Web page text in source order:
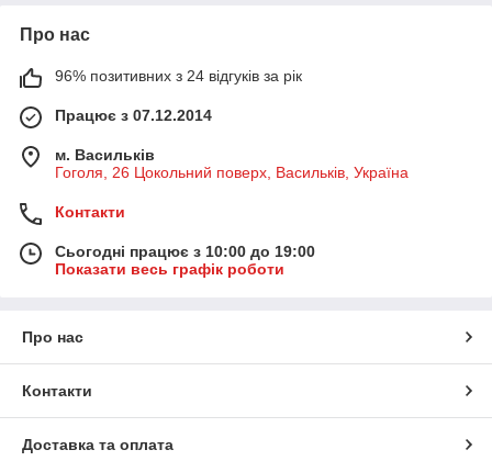
Про нас
96% позитивних з 24 відгуків за рік
Працює з 07.12.2014
м. Васильків
Гоголя, 26 Цокольний поверх, Васильків, Україна
Контакти
Сьогодні працює з 10:00 до 19:00
Показати весь графік роботи
Про нас
Контакти
Доставка та оплата